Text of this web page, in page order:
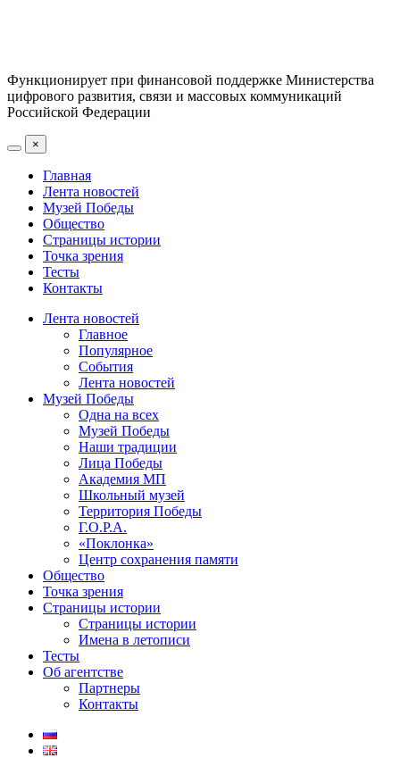
Функционирует при финансовой поддержке Министерства
цифрового развития, связи и массовых коммуникаций
Российской Федерации
×
Главная
Лента новостей
Музей Победы
Общество
Страницы истории
Точка зрения
Тесты
Контакты
Лента новостей
Главное
Популярное
События
Лента новостей
Музей Победы
Одна на всех
Музей Победы
Наши традиции
Лица Победы
Академия МП
Школьный музей
Территория Победы
Г.О.Р.А.
«Поклонка»
Центр сохранения памяти
Общество
Точка зрения
Страницы истории
Страницы истории
Имена в летописи
Тесты
Об агентстве
Партнеры
Контакты